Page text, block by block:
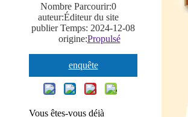
Nombre Parcourir:0
auteur:Éditeur du site
publier Temps: 2024-12-08
origine:Propulsé
enquête
Vous êtes-vous déjà